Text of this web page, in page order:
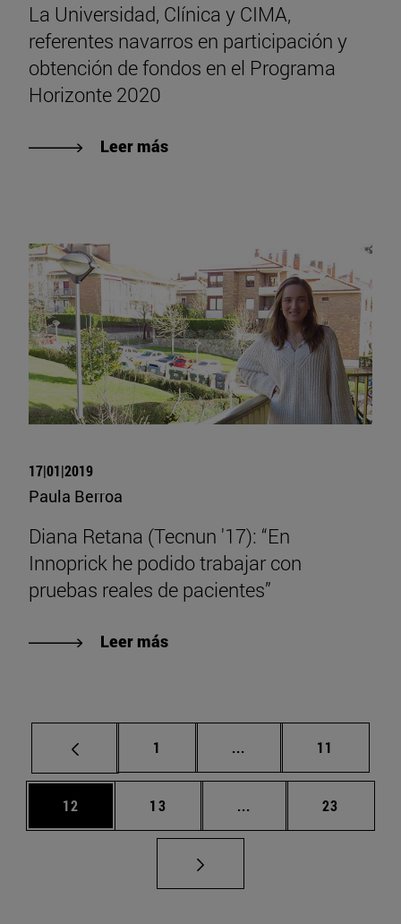
La Universidad, Clínica y CIMA,
referentes navarros en participación y
obtención de fondos en el Programa
Horizonte 2020
Leer más
17|01|2019
Paula Berroa
Diana Retana (Tecnun '17): “En
Innoprick he podido trabajar con
pruebas reales de pacientes”
Leer más
Página
1 ... Páginas intermedias
Página
11
Página
12 Página
13 ... Páginas intermedias
Página
23